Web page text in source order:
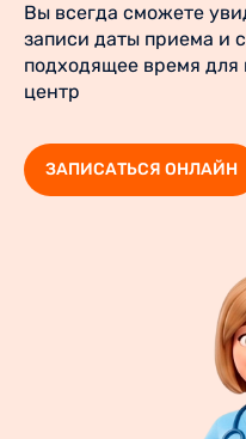
Вы всегда сможете
записи даты приема и
подходящее время
центр
ЗАПИСАТЬСЯ ОНЛАЙН